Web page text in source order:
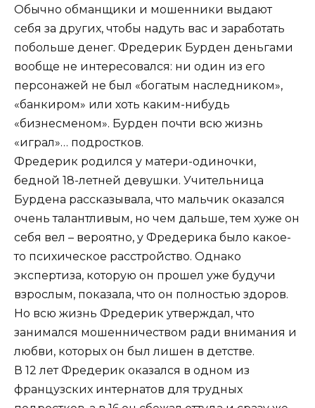
Обычно обманщики и мошенники выдают
себя за других, чтобы надуть вас и заработать
побольше денег. Фредерик Бурден деньгами
вообще не интересовался: ни один из его
персонажей не был «богатым наследником»,
«банкиром» или хоть каким-нибудь
«бизнесменом». Бурден почти всю жизнь
«играл»… подростков.
Фредерик родился у матери-одиночки,
бедной 18-летней девушки. Учительница
Бурдена рассказывала, что мальчик оказался
очень талантливым, но чем дальше, тем хуже он
себя вел – вероятно, у Фредерика было какое-
то психическое расстройство. Однако
экспертиза, которую он прошел уже будучи
взрослым, показала, что он полностью здоров.
Но всю жизнь Фредерик утверждал, что
занимался мошенничеством ради внимания и
любви, которых он был лишен в детстве.
В 12 лет Фредерик оказался в одном из
французских интернатов для трудных